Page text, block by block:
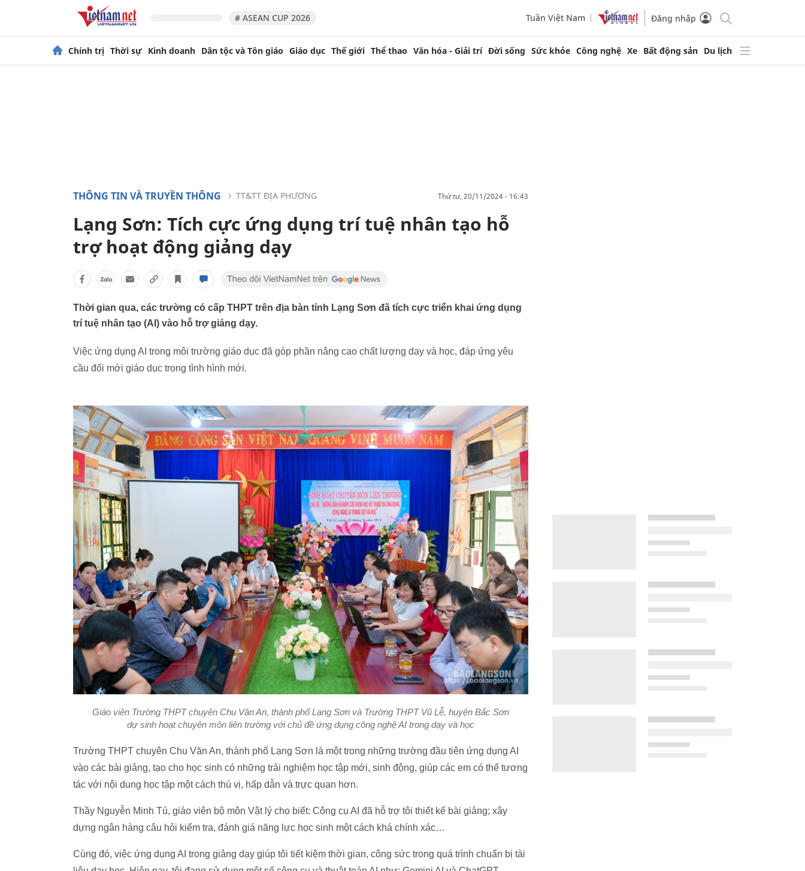
# ASEAN CUP 2026 Tuần Việt Nam Đăng nhập
Chính trị Thời sự Kinh doanh Dân tộc và Tôn giáo Giáo dục Thế giới Thể thao Văn hóa - Giải trí Đời sống Sức khỏe Công nghệ Xe Bất động sản Du lịch
THÔNG TIN VÀ TRUYỀN THÔNG TT&TT ĐỊA PHƯƠNG thứ tư, 20/11/2024 - 16:43
Lạng Sơn: Tích cực ứng dụng trí tuệ nhân tạo hỗ
trợ hoạt động giảng dạy
Thời gian qua, các trường có cấp THPT trên địa bàn tỉnh Lạng Sơn đã tích cực triển khai ứng dụng
trí tuệ nhân tạo (AI) vào hỗ trợ giảng dạy.
Việc ứng dụng AI trong môi trường giáo dục đã góp phần nâng cao chất lượng dạy và học, đáp ứng yêu
cầu đổi mới giáo dục trong tình hình mới.
Giáo viên Trường THPT chuyên Chu Văn An, thành phố Lạng Sơn và Trường THPT Vũ Lễ, huyện Bắc Sơn
dự sinh hoạt chuyên môn liên trường với chủ đề ứng dụng công nghệ AI trong dạy và học
Trường THPT chuyên Chu Văn An, thành phố Lạng Sơn là một trong những trường đầu tiên ứng dụng AI
vào các bài giảng, tạo cho học sinh có những trải nghiệm học tập mới, sinh động, giúp các em có thể tương
tác với nội dung học tập một cách thú vị, hấp dẫn và trực quan hơn.
Thầy Nguyễn Minh Tú, giáo viên bộ môn Vật lý cho biết: Công cụ AI đã hỗ trợ tôi thiết kế bài giảng; xây
dựng ngân hàng câu hỏi kiểm tra, đánh giá năng lực học sinh một cách khá chính xác…
Cùng đó, việc ứng dụng AI trong giảng dạy giúp tôi tiết kiệm thời gian, công sức trong quá trình chuẩn bị tài